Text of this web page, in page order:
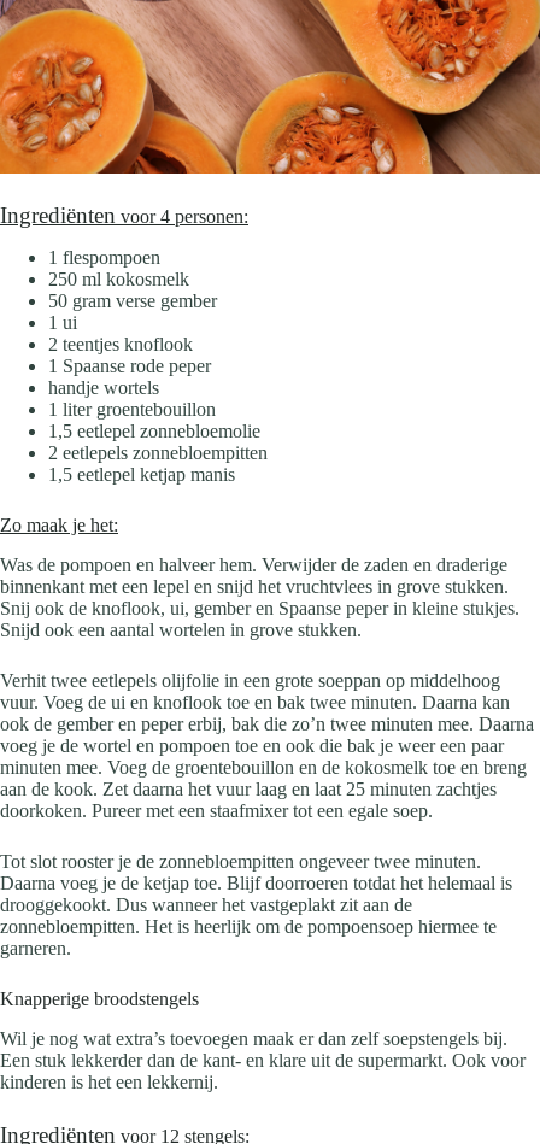
Ingrediënten voor 4 personen:
1 flespompoen
250 ml kokosmelk
50 gram verse gember
1 ui
2 teentjes knoflook
1 Spaanse rode peper
handje wortels
1 liter groentebouillon
1,5 eetlepel zonnebloemolie
2 eetlepels zonnebloempitten
1,5 eetlepel ketjap manis
Zo maak je het:
Was de pompoen en halveer hem. Verwijder de zaden en draderige
binnenkant met een lepel en snijd het vruchtvlees in grove stukken.
Snij ook de knoflook, ui, gember en Spaanse peper in kleine stukjes.
Snijd ook een aantal wortelen in grove stukken.
Verhit twee eetlepels olijfolie in een grote soeppan op middelhoog
vuur. Voeg de ui en knoflook toe en bak twee minuten. Daarna kan
ook de gember en peper erbij, bak die zo’n twee minuten mee. Daarna
voeg je de wortel en pompoen toe en ook die bak je weer een paar
minuten mee. Voeg de groentebouillon en de kokosmelk toe en breng
aan de kook. Zet daarna het vuur laag en laat 25 minuten zachtjes
doorkoken. Pureer met een staafmixer tot een egale soep.
Tot slot rooster je de zonnebloempitten ongeveer twee minuten.
Daarna voeg je de ketjap toe. Blijf doorroeren totdat het helemaal is
drooggekookt. Dus wanneer het vastgeplakt zit aan de
zonnebloempitten. Het is heerlijk om de pompoensoep hiermee te
garneren.
Knapperige broodstengels
Wil je nog wat extra’s toevoegen maak er dan zelf soepstengels bij.
Een stuk lekkerder dan de kant- en klare uit de supermarkt. Ook voor
kinderen is het een lekkernij.
Ingrediënten voor 12 stengels: